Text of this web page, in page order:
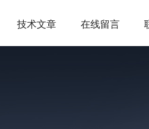
技术文章 在线留言